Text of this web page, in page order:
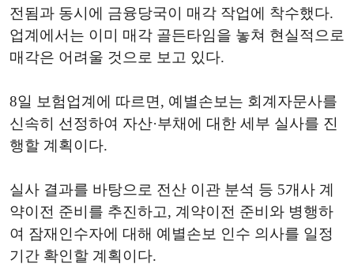
전됨과 동시에 금융당국이 매각 작업에 착수했다.
업계에서는 이미 매각 골든타임을 놓쳐 현실적으로
매각은 어려울 것으로 보고 있다.
8일 보험업계에 따르면, 예별손보는 회계자문사를
신속히 선정하여 자산·부채에 대한 세부 실사를 진
행할 계획이다.
실사 결과를 바탕으로 전산 이관 분석 등 5개사 계
약이전 준비를 추진하고, 계약이전 준비와 병행하
여 잠재인수자에 대해 예별손보 인수 의사를 일정
기간 확인할 계획이다.